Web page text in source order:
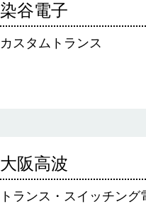
染谷電子
カスタムトランス
大阪高波
トランス・スイッチング